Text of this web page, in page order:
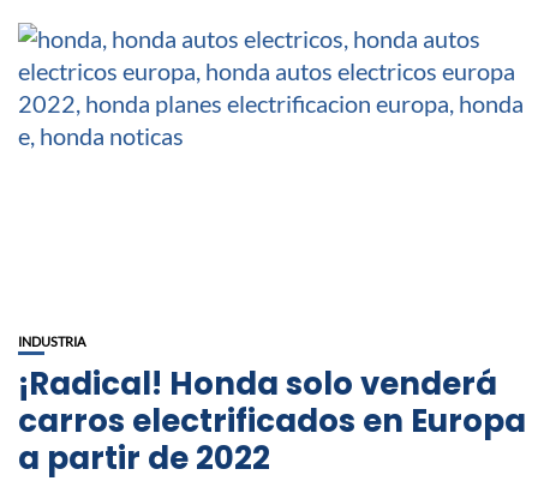
INDUSTRIA
¡Radical! Honda solo venderá
carros electrificados en Europa
a partir de 2022